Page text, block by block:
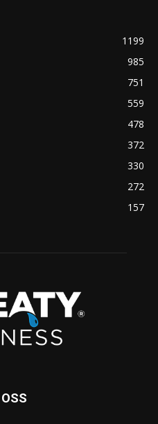
1199
985
751
559
478
372
330
272
157